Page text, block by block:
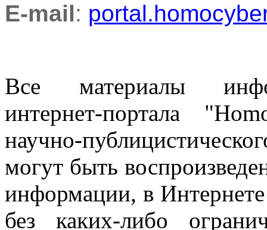
E-mail:
Все материалы
интернет-портала
научно-
могут быть
информации, в
без каких-либо